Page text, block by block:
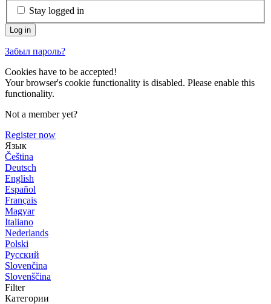
Stay logged in
Забыл пароль?
Cookies have to be accepted!
Your browser's cookie functionality is disabled. Please enable this
functionality.
Not a member yet?
Register now
Язык
Čeština
Deutsch
English
Español
Français
Magyar
Italiano
Nederlands
Polski
Русский
Slovenčina
Slovenščina
Filter
Категории